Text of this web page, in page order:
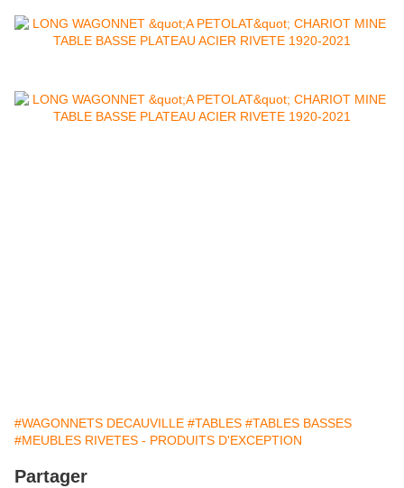
#WAGONNETS DECAUVILLE #TABLES #TABLES BASSES
#MEUBLES RIVETES - PRODUITS D'EXCEPTION
Partager